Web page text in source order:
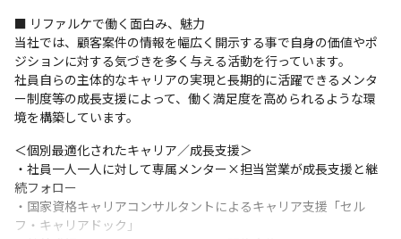
■ リファルケで働く面白み、魅力
当社では、顧客案件の情報を幅広く開示する事で自身の価値やポ
ジションに対する気づきを多く与える活動を行っています。
社員自らの主体的なキャリアの実現と長期的に活躍できるメンタ
ー制度等の成長支援によって、働く満足度を高められるような環
境を構築しています。
＜個別最適化されたキャリア／成長支援＞
・社員一人一人に対して専属メンター×担当営業が成長支援と継
続フォロー
・国家資格キャリアコンサルタントによるキャリア支援「セル
フ・キャリアドック」